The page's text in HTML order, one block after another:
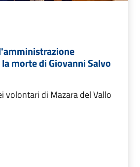
morte di Giovanni Salvo
volontari di Mazara del Vallo